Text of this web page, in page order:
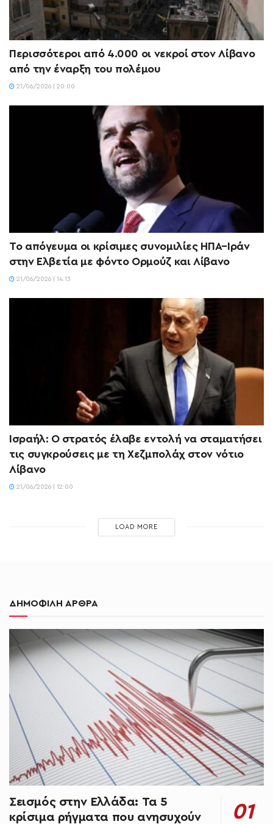
Περισσότεροι από 4.000 οι νεκροί στον Λίβανο
από την έναρξη του πολέμου
21/06/2026 | 20:00
Το απόγευμα οι κρίσιμες συνομιλίες ΗΠΑ–Ιράν
στην Ελβετία με φόντο Ορμούζ και Λίβανο
21/06/2026 | 14:13
Ισραήλ: Ο στρατός έλαβε εντολή να σταματήσει
τις συγκρούσεις με τη Χεζμπολάχ στον νότιο
Λίβανο
21/06/2026 | 12:00
LOAD MORE
ΔΗΜΟΦΙΛΗ ΑΡΘΡΑ
Σεισμός στην Ελλάδα: Τα 5
κρίσιμα ρήγματα που ανησυχούν